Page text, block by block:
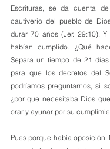
Escrituras, se da cuenta
cautiverio del pueblo de
durar 70 años (Jer. 29:10).
habían cumplido. ¿Qué
Separa un tiempo de 21
para que los decretos del
podríamos preguntarnos, si
¿por que necesitaba Dios
orar y ayunar por su
Pues porque había